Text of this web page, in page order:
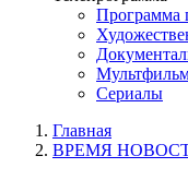
Программа
Сериалы
Главная
ВРЕМЯ